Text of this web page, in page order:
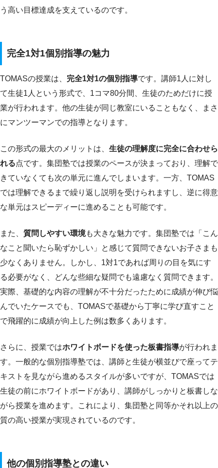
う高い目標達成を支えているのです。
完全1対1個別指導の魅力
TOMASの授業は、 完全1対1の個別指導です。講師1人に対し
て生徒1人という形式で、1コマ80分間、生徒のためだけに授
業が行われます。他の生徒が同じ教室にいることもなく、まさ
にマンツーマンでの指導となります。
この形式の最大のメリットは、 生徒の理解度に完全に合わせら
れる点です。集団塾では授業のペースが決まっており、理解で
きていなくても次の単元に進んでしまいます。一方、TOMAS
では理解できるまで繰り返し説明を受けられますし、逆に得意
な単元はスピーディーに進めることも可能です。
また、 質問しやすい環境も大きな魅力です。集団塾では「こん
なこと聞いたら恥ずかしい」と感じて質問できないお子さまも
少なくありません。しかし、1対1であれば周りの目を気にす
る必要がなく、どんな些細な疑問でも遠慮なく質問できます。
実際、基礎的な内容の理解が不十分だったために成績が伸び悩
んでいたケースでも、TOMASで基礎から丁寧に学び直すこと
で飛躍的に成績が向上した例は数多くあります。
さらに、授業ではホワイトボードを使った板書指導が行われま
す。一般的な個別指導塾では、講師と生徒が横並びで座ってテ
キストを見ながら進めるスタイルが多いですが、TOMASでは
生徒の前にホワイトボードがあり、講師がしっかりと板書しな
がら授業を進めます。これにより、集団塾と同等かそれ以上の
質の高い授業が実現されているのです。
他の個別指導塾との違い